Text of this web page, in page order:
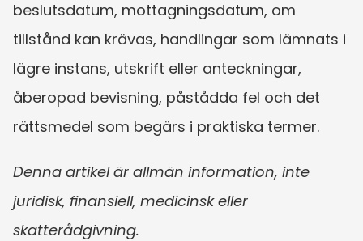
beslutsdatum, mottagningsdatum, om
tillstånd kan krävas, handlingar som lämnats i
lägre instans, utskrift eller anteckningar,
åberopad bevisning, påstådda fel och det
rättsmedel som begärs i praktiska termer.
Denna artikel är allmän information, inte
juridisk, finansiell, medicinsk eller
skatterådgivning.